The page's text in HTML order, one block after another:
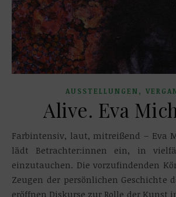
AUSSTELLUNGEN,
Alive. Eva
Farbintensiv, laut, mitreißend – Eva Michielins Malerei
lädt Betrachter:innen ein, in
einzutauchen. Die vorzufindenden
Zeugen der persönlichen Geschichte
eröffnen Diskurse zur Rolle der Kunst